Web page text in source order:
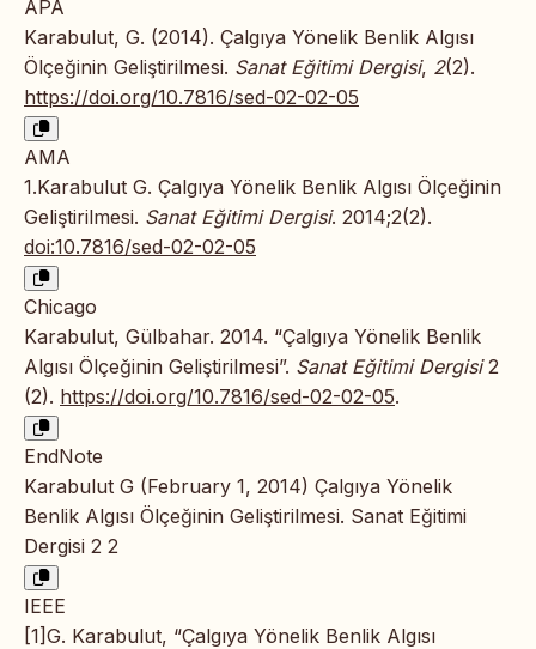
APA
Karabulut, G. (2014). Çalgıya Yönelik Benlik Algısı
Ölçeğinin Geliştirilmesi. Sanat Eğitimi Dergisi, 2(2).
https://doi.org/10.7816/sed-02-02-05
AMA
1.Karabulut G. Çalgıya Yönelik Benlik Algısı Ölçeğinin
Geliştirilmesi. Sanat Eğitimi Dergisi. 2014;2(2).
doi:10.7816/sed-02-02-05
Chicago
Karabulut, Gülbahar. 2014. “Çalgıya Yönelik Benlik
Algısı Ölçeğinin Geliştirilmesi”. Sanat Eğitimi Dergisi2
(2). https://doi.org/10.7816/sed-02-02-05.
EndNote
Karabulut G (February 1, 2014) Çalgıya Yönelik
Benlik Algısı Ölçeğinin Geliştirilmesi. Sanat Eğitimi
Dergisi 2 2
IEEE
[1]G. Karabulut, “Çalgıya Yönelik Benlik Algısı